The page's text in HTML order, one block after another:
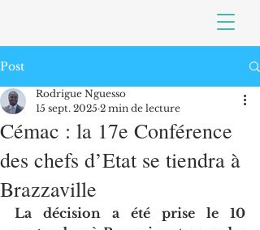
Post
Cémac : la 17e Conférence
des chefs d’Etat se tiendra à
Brazzaville
Rodrigue Nguesso
15 sept. 2025 2 min de lecture
La décision a été prise le 10